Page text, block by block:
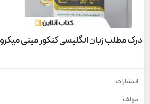
درک مطلب زبان انگلیسی کنکور مینی
انتشارات
مولف